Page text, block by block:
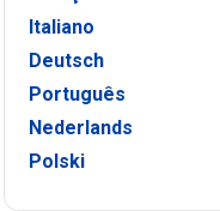
Italiano
Deutsch
Português
Nederlands
Polski